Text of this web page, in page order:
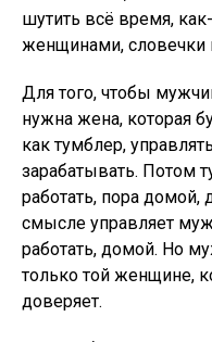
шутить всё время,
женщинами, словечки
Для того, чтобы
нужна жена, которая
как тумблер,
зарабатывать. Потом
работать, пора домой,
смысле управляет
работать, домой. Но
только той женщине,
доверяет.